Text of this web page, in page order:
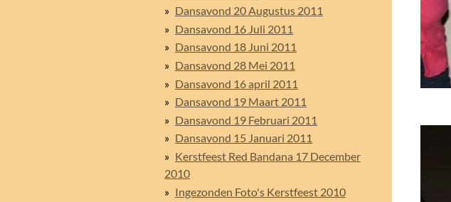
Dansavond 20 Augustus 2011
Dansavond 16 Juli 2011
Dansavond 18 Juni 2011
Dansavond 28 Mei 2011
Dansavond 16 april 2011
Dansavond 19 Maart 2011
Dansavond 19 Februari 2011
Dansavond 15 Januari 2011
Kerstfeest Red Bandana 17 December
2010
Ingezonden Foto's Kerstfeest 2010